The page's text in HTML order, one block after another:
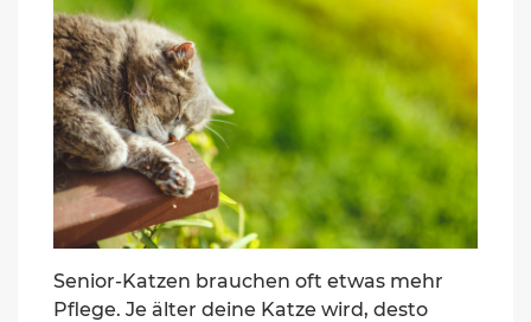
Senior-Katzen brauchen oft etwas mehr
Pflege. Je älter deine Katze wird, desto